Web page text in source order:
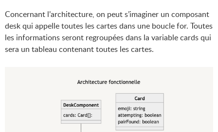
Concernant l’architecture, on peut s’imaginer un composant
desk qui appelle toutes les cartes dans une boucle for. Toutes
les informations seront regroupées dans la variable cards qui
sera un tableau contenant toutes les cartes.